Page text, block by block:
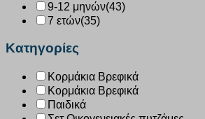
9-12 μηνών(43)
7 ετών(35)
Κατηγορίες
Κορμάκια Βρεφικά
Κορμάκια Βρεφικά
Παιδικά